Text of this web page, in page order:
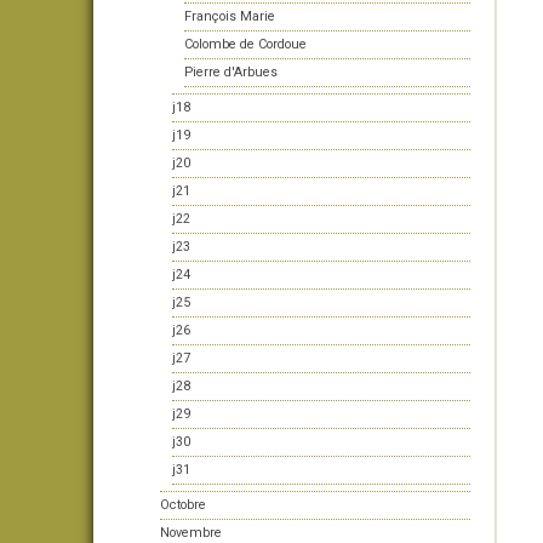
François Marie
Colombe de Cordoue
Pierre d'Arbues
j18
j19
j20
j21
j22
j23
j24
j25
j26
j27
j28
j29
j30
j31
Octobre
Novembre